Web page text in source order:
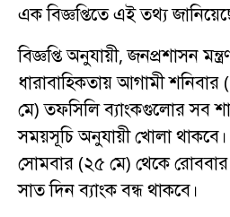
এক বিজ্ঞপ্তিতে এই তথ্য
বিজ্ঞপ্তি অনুযায়ী, জনপ্রশাসন
ধারাবাহিকতায় আগামী
মে) তফসিলি ব্যাংকগুলোর সব
সময়সূচি অনুযায়ী খোলা
সোমবার (২৫ মে) থেকে রোববার
সাত দিন ব্যাংক বন্ধ থাকবে।